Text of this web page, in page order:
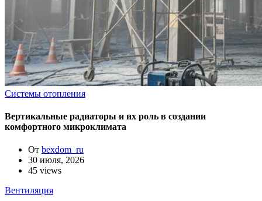
Системы отопления
Вертикальные радиаторы и их роль в создании
комфортного микроклимата
От bexdom_ru
30 июля, 2026
45 views
Вентиляция